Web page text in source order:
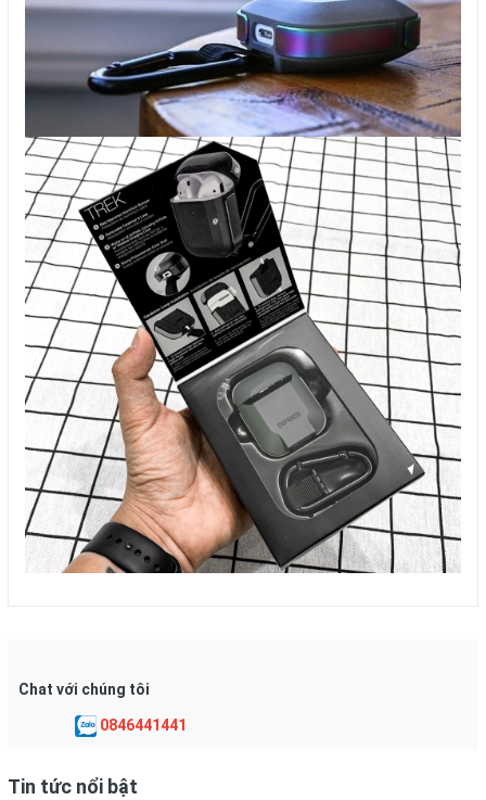
Chat với chúng tôi
0846441441
Tin tức nổi bật